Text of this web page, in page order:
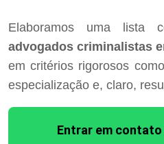
Elaboramos uma lista
advogados criminalistas
em critérios rigorosos
especialização e, claro,
Entrar em